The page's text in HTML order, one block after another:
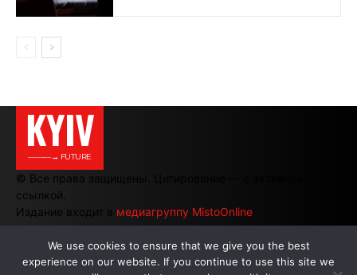
KYIV
———→ FUTURE
© Все права защищены. Цитирование — с активной
ссылкой.
Издание входит в медиагруппу MistoOnline
АВТОРЫ | РЕКЛАМА НА САЙТЕ
We use cookies to ensure that we give you the best
experience on our website. If you continue to use this site we